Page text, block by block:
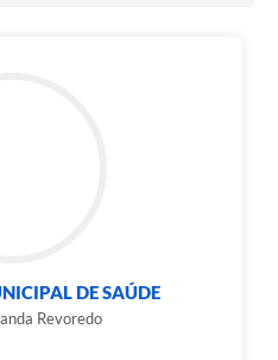
DE SAÚDE
Revoredo